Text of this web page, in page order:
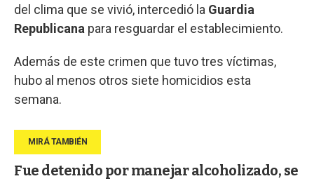
del clima que se vivió, intercedió la Guardia
Republicana para resguardar el establecimiento.
Además de este crimen que tuvo tres víctimas,
hubo al menos otros siete homicidios esta
semana.
Fue detenido por manejar alcoholizado, se